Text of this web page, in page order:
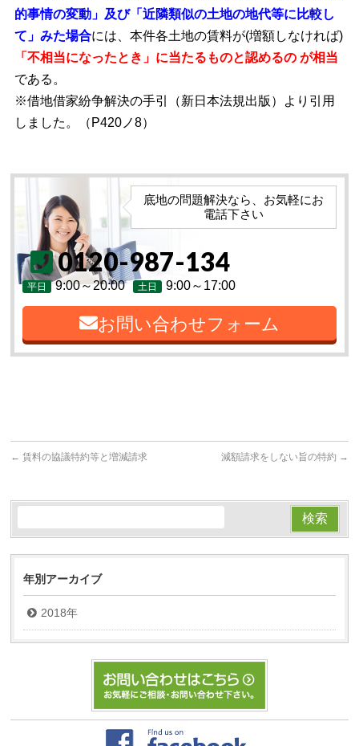
的事情の変動」及び「近隣類似の土地の地代等に比較し
て」みた場合には、本件各土地の賃料が(増額しなければ)
「不相当になったとき」に当たるものと認めるの が相当
である。
※借地借家紛争解決の手引（新日本法規出版）より引用
しました。（P420ノ8）
底地の問題解決なら、お気軽にお
電話下さい
0120-987-134
平日 9:00～20:00 土日 9:00～17:00
お問い合わせフォーム
← 賃料の協議特約等と増減請求 減額請求をしない旨の特約 →
年別アーカイブ
2018年